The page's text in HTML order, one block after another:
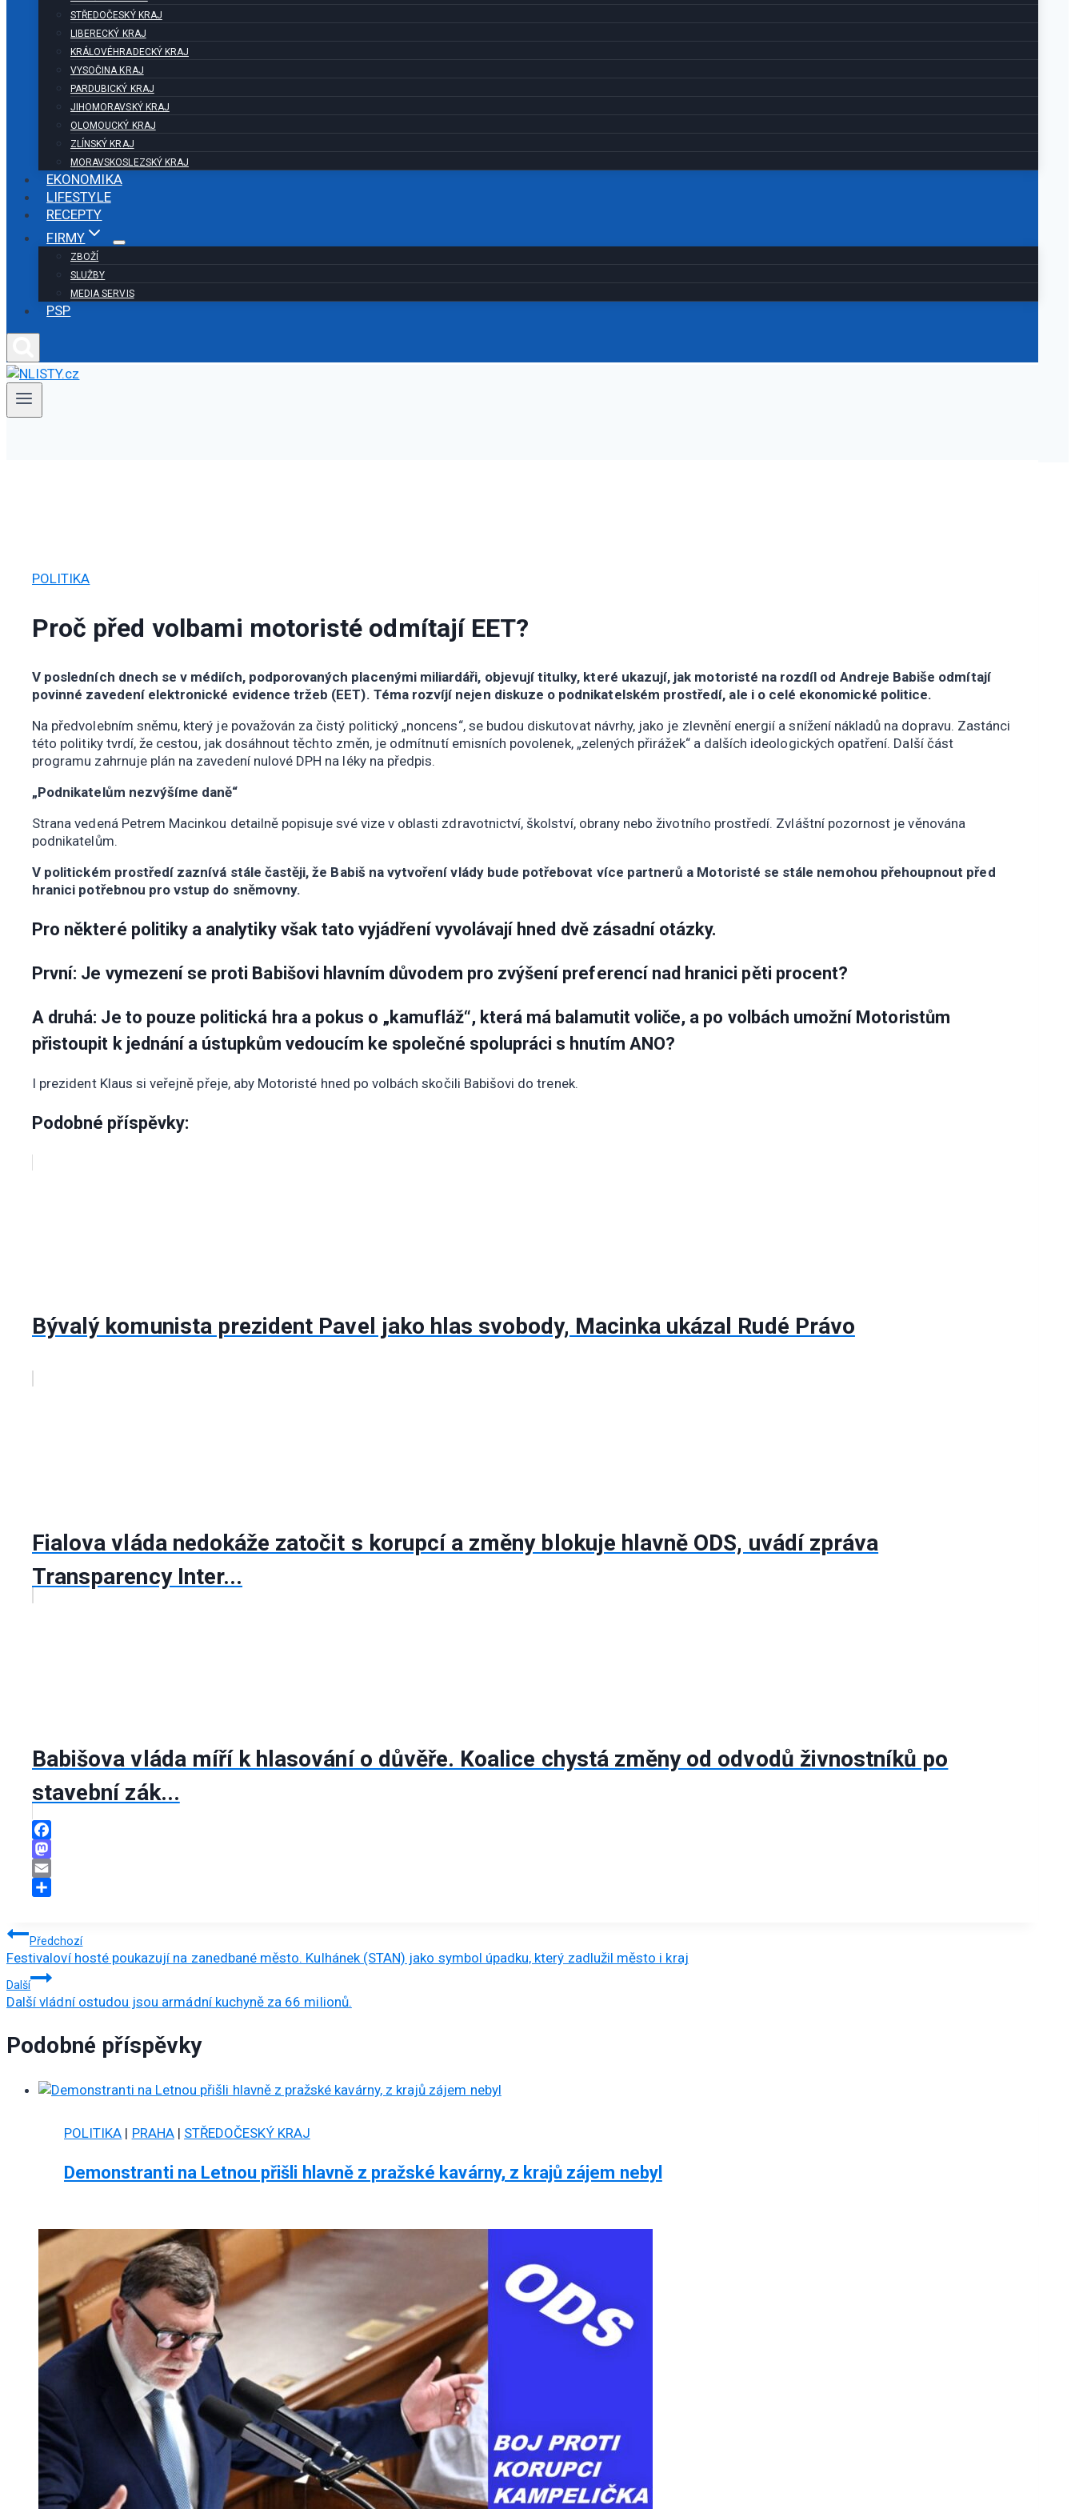
STŘEDOČESKÝ KRAJ
LIBERECKÝ KRAJ
KRÁLOVÉHRADECKÝ KRAJ
VYSOČINA KRAJ
PARDUBICKÝ KRAJ
JIHOMORAVSKÝ KRAJ
OLOMOUCKÝ KRAJ
ZLÍNSKÝ KRAJ
MORAVSKOSLEZSKÝ KRAJ
EKONOMIKA
LIFESTYLE
RECEPTY
FIRMY
ZBOŽÍ
SLUŽBY
MEDIA SERVIS
PSP
POLITIKA
Proč před volbami motoristé odmítají EET?
V posledních dnech se v médiích, podporovaných placenými miliardáři, objevují titulky, které ukazují, jak motoristé na rozdíl od Andreje Babiše odmítají
povinné zavedení elektronické evidence tržeb (EET). Téma rozvíjí nejen diskuze o podnikatelském prostředí, ale i o celé ekonomické politice.
Na předvolebním sněmu, který je považován za čistý politický „noncens“, se budou diskutovat návrhy, jako je zlevnění energií a snížení nákladů na dopravu. Zastánci
této politiky tvrdí, že cestou, jak dosáhnout těchto změn, je odmítnutí emisních povolenek, „zelených přirážek“ a dalších ideologických opatření. Další část
programu zahrnuje plán na zavedení nulové DPH na léky na předpis.
„Podnikatelům nezvýšíme daně“
Strana vedená Petrem Macinkou detailně popisuje své vize v oblasti zdravotnictví, školství, obrany nebo životního prostředí. Zvláštní pozornost je věnována
podnikatelům.
V politickém prostředí zaznívá stále častěji, že Babiš na vytvoření vlády bude potřebovat více partnerů a Motoristé se stále nemohou přehoupnout před
hranici potřebnou pro vstup do sněmovny.
Pro některé politiky a analytiky však tato vyjádření vyvolávají hned dvě zásadní otázky.
První: Je vymezení se proti Babišovi hlavním důvodem pro zvýšení preferencí nad hranici pěti procent?
A druhá: Je to pouze politická hra a pokus o „kamufláž“, která má balamutit voliče, a po volbách umožní Motoristům
přistoupit k jednání a ústupkům vedoucím ke společné spolupráci s hnutím ANO?
I prezident Klaus si veřejně přeje, aby Motoristé hned po volbách skočili Babišovi do trenek.
Podobné příspěvky:
Bývalý komunista prezident Pavel jako hlas svobody, Macinka ukázal Rudé Právo
Fialova vláda nedokáže zatočit s korupcí a změny blokuje hlavně ODS, uvádí zpráva
Transparency Inter...
Babišova vláda míří k hlasování o důvěře. Koalice chystá změny od odvodů živnostníků po
stavební zák...
Facebook
Mastodon
Email
Navigace
pro
příspěvek
Předchozí
Festivaloví hosté poukazují na zanedbané město. Kulhánek (STAN) jako symbol úpadku, který zadlužil město i kraj
Další
Další vládní ostudou jsou armádní kuchyně za 66 milionů.
Podobné příspěvky
POLITIKA | PRAHA| STŘEDOČESKÝ KRAJ
Demonstranti na Letnou přišli hlavně z pražské kavárny, z krajů zájem nebyl